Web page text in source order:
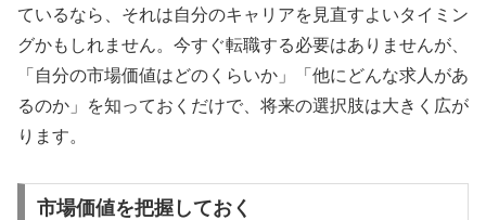
ているなら、それは自分のキャリアを見直すよいタイミン
グかもしれません。今すぐ転職する必要はありませんが、
「自分の市場価値はどのくらいか」「他にどんな求人があ
るのか」を知っておくだけで、将来の選択肢は大きく広が
ります。
市場価値を把握しておく